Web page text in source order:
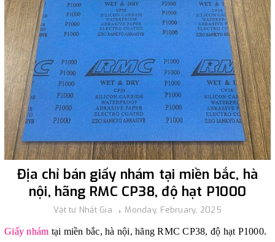
Địa chỉ bán giấy nhám tại miền bắc, hà
nội, hãng RMC CP38, độ hạt P1000
Vật tư Nhất Gia Monday, February, 2025
Giấy nhám tại miền bắc, hà nội, hãng RMC CP38, độ hạt P1000.